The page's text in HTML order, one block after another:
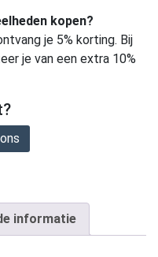
kopen?
je 5% korting. Bij
je van een extra 10%
informatie